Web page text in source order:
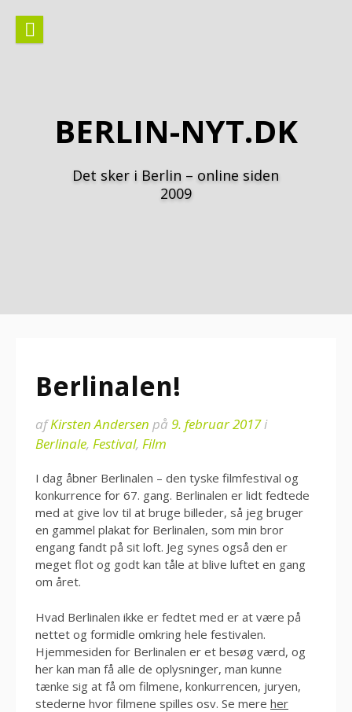
indhold
BERLIN-NYT.DK
Det sker i Berlin – online siden
2009
Berlinalen!
afKirsten Andersen på 9. februar 2017i
Berlinale, Festival, Film
I dag åbner Berlinalen – den tyske filmfestival og
konkurrence for 67. gang. Berlinalen er lidt fedtede
med at give lov til at bruge billeder, så jeg bruger
en gammel plakat for Berlinalen, som min bror
engang fandt på sit loft. Jeg synes også den er
meget flot og godt kan tåle at blive luftet en gang
om året.
Hvad Berlinalen ikke er fedtet med er at være på
nettet og formidle omkring hele festivalen.
Hjemmesiden for Berlinalen er et besøg værd, og
her kan man få alle de oplysninger, man kunne
tænke sig at få om filmene, konkurrencen, juryen,
stederne hvor filmene spilles osv. Se mere her